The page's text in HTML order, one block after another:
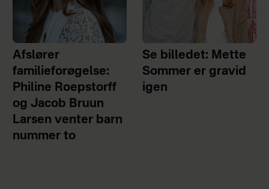
Afslører
familieforøgelse:
Philine Roepstorff
og Jacob Bruun
Larsen venter barn
nummer to
Se billedet: Mette
Sommer er gravid
igen